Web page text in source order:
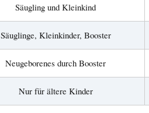
Säugling und Kleinkind
Säuglinge, Kleinkinder, Booster
Neugeborenes durch Booster
Nur für ältere Kinder